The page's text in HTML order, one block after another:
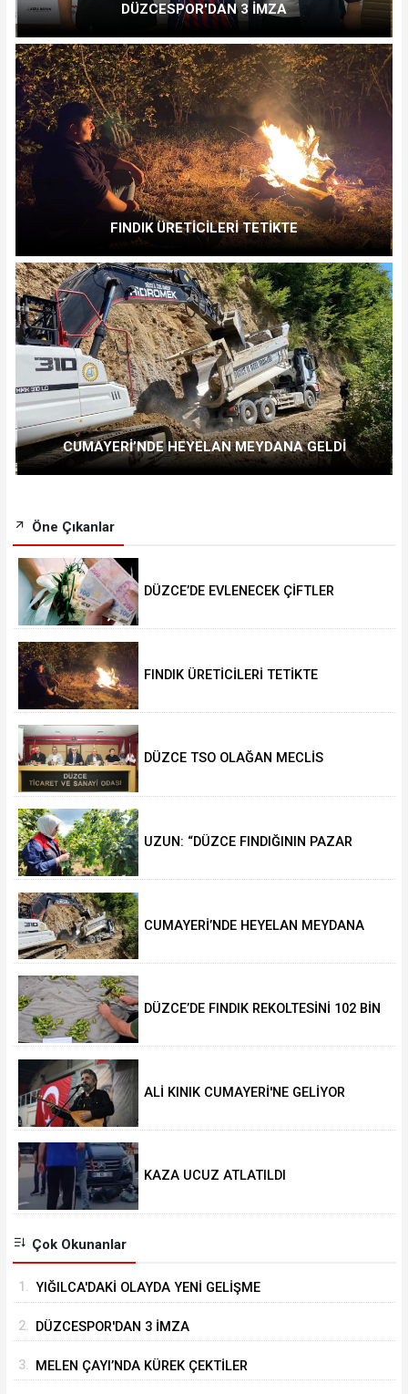
DÜZCESPOR'DAN 3 İMZA
FINDIK ÜRETİCİLERİ TETİKTE
CUMAYERİ’NDE HEYELAN MEYDANA GELDİ
Öne Çıkanlar
DÜZCE’DE EVLENECEK ÇİFTLER
FINDIK ÜRETİCİLERİ TETİKTE
DÜZCE TSO OLAĞAN MECLİS
UZUN: “DÜZCE FINDIĞININ PAZAR
CUMAYERİ’NDE HEYELAN MEYDANA
DÜZCE’DE FINDIK REKOLTESİNİ 102 BİN
ALİ KINIK CUMAYERİ'NE GELİYOR
KAZA UCUZ ATLATILDI
Çok Okunanlar
1. YIĞILCA'DAKİ OLAYDA YENİ GELİŞME
2. DÜZCESPOR'DAN 3 İMZA
3. MELEN ÇAYI’NDA KÜREK ÇEKTİLER